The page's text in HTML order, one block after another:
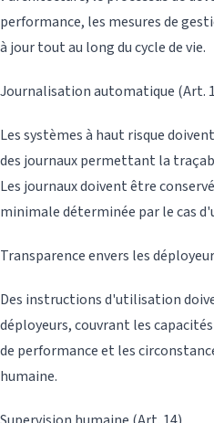
performance, les mesures de
à jour tout au long du cycle de vie.
Journalisation automatique (Art.
Les systèmes à haut risque
des journaux permettant la
Les journaux doivent être
minimale déterminée par le cas
Transparence envers les
Des instructions d'utilisation
déployeurs, couvrant les
de performance et les
humaine.